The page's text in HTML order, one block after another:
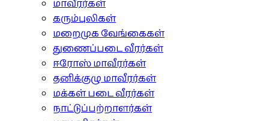
மாவீரர்கள்
கரும்புலிகள்
மறைமுக வேங்கைகள்
துணைப்படை வீரர்கள்
ஈரோஸ் மாவீரர்கள்
தனிக்குழு மாவீரர்கள்
மக்கள் படை வீரர்கள்
நாட்டுப்பற்றாளர்கள்